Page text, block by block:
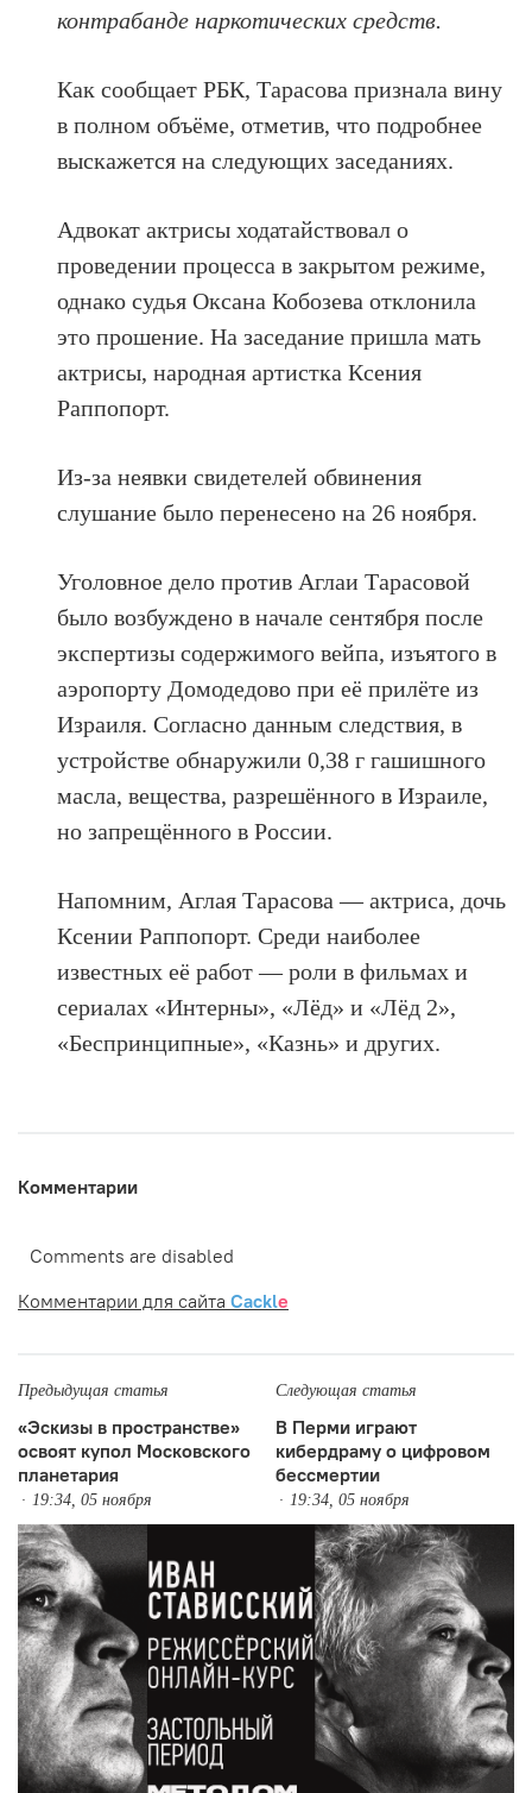
контрабанде наркотических средств.
Как сообщает РБК, Тарасова признала вину
в полном объёме, отметив, что подробнее
выскажется на следующих заседаниях.
Адвокат актрисы ходатайствовал о
проведении процесса в закрытом режиме,
однако судья Оксана Кобозева отклонила
это прошение. На заседание пришла мать
актрисы, народная артистка Ксения
Раппопорт.
Из-за неявки свидетелей обвинения
слушание было перенесено на 26 ноября.
Уголовное дело против Аглаи Тарасовой
было возбуждено в начале сентября после
экспертизы содержимого вейпа, изъятого в
аэропорту Домодедово при её прилёте из
Израиля. Согласно данным следствия, в
устройстве обнаружили 0,38 г гашишного
масла, вещества, разрешённого в Израиле,
но запрещённого в России.
Напомним, Аглая Тарасова — актриса, дочь
Ксении Раппопорт. Среди наиболее
известных её работ — роли в фильмах и
сериалах «Интерны», «Лёд» и «Лёд 2»,
«Беспринципные», «Казнь» и других.
Комментарии
Comments are disabled
Комментарии для сайта Cackle
Предыдущая статья
«Эскизы в пространстве»
освоят купол Московского
планетария
19:34, 05 ноября
Следующая статья
В Перми играют
кибердраму о цифровом
бессмертии
19:34, 05 ноября